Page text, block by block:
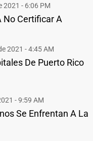
2021 - 6:06 PM
No Certificar A
2021 - 4:45 AM
De Puerto Rico
- 9:59 AM
Se Enfrentan A La